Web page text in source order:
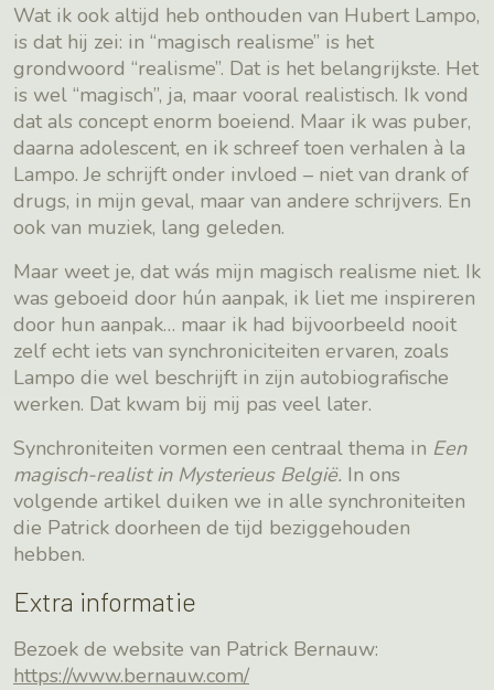
Wat ik ook altijd heb onthouden van Hubert Lampo,
is dat hij zei: in “magisch realisme” is het
grondwoord “realisme”. Dat is het belangrijkste. Het
is wel “magisch”, ja, maar vooral realistisch. Ik vond
dat als concept enorm boeiend. Maar ik was puber,
daarna adolescent, en ik schreef toen verhalen à la
Lampo. Je schrijft onder invloed – niet van drank of
drugs, in mijn geval, maar van andere schrijvers. En
ook van muziek, lang geleden.
Maar weet je, dat wás mijn magisch realisme niet. Ik
was geboeid door hún aanpak, ik liet me inspireren
door hun aanpak… maar ik had bijvoorbeeld nooit
zelf echt iets van synchroniciteiten ervaren, zoals
Lampo die wel beschrijft in zijn autobiografische
werken. Dat kwam bij mij pas veel later.
Synchroniteiten vormen een centraal thema in Een
magisch-realist in Mysterieus België. In ons
volgende artikel duiken we in alle synchroniteiten
die Patrick doorheen de tijd beziggehouden
hebben.
Extra informatie
Bezoek de website van Patrick Bernauw:
https://www.bernauw.com/